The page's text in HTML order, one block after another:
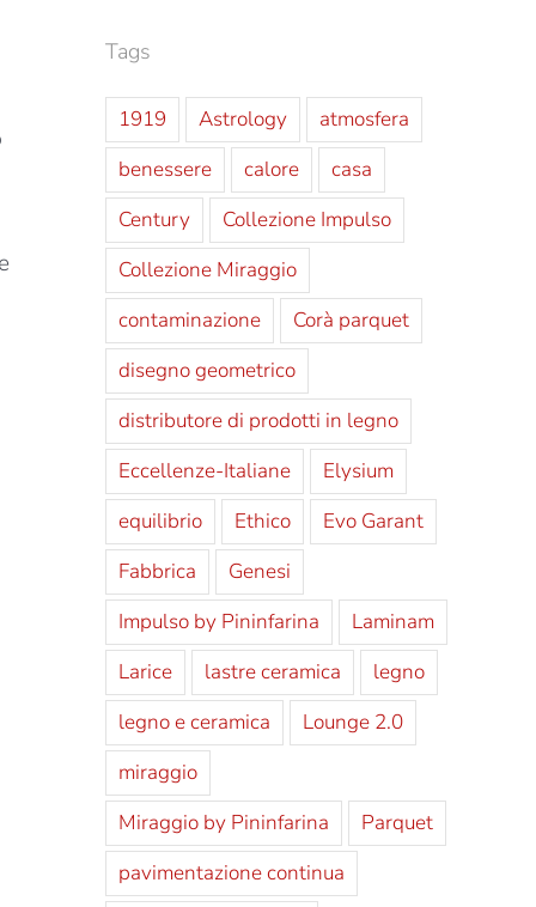
Tags
1919 Astrology
atmosfera
benessere
calore
casa
Century
Collezione Impulso
Collezione Miraggio
contaminazione
Corà parquet
disegno geometrico
distributore di prodotti in legno
Eccellenze-Italiane
Elysium
equilibrio
Ethico
Evo Garant
Fabbrica
Genesi
Impulso by Pininfarina
Laminam
Larice
lastre ceramica
legno
legno e ceramica
Lounge 2.0
miraggio
Miraggio by Pininfarina
Parquet
pavimentazione continua